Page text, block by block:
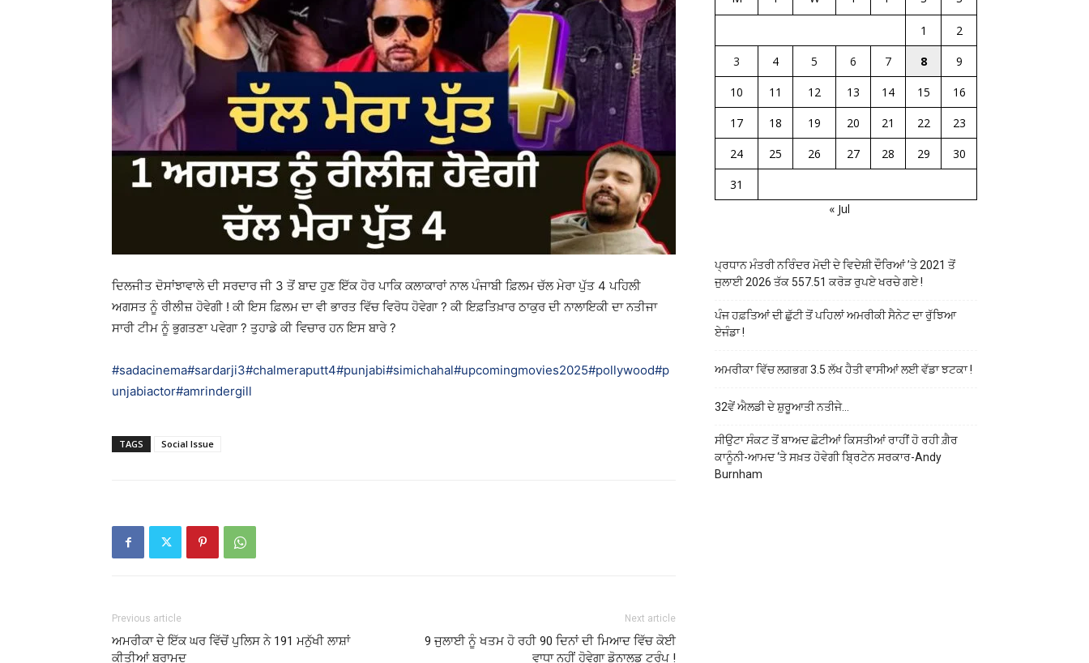
ਦਿਲਜੀਤ ਦੋਸਾਂਝਾਵਾਲੇ ਦੀ ਸਰਦਾਰ ਜੀ 3 ਤੋਂ ਬਾਦ ਹੁਣ ਇੱਕ ਹੋਰ ਪਾਕਿ ਕਲਾਕਾਰਾਂ ਨਾਲ ਪੰਜਾਬੀ ਫ਼ਿਲਮ ਚੱਲ ਮੇਰਾ ਪੁੱਤ 4 ਪਹਿਲੀ
ਅਗਸਤ ਨੂੰ ਰੀਲੀਜ਼ ਹੋਵੇਗੀ ! ਕੀ ਇਸ ਫ਼ਿਲਮ ਦਾ ਵੀ ਭਾਰਤ ਵਿੱਚ ਵਿਰੋਧ ਹੋਵੇਗਾ ? ਕੀ ਇਫ਼ਤਿਖ਼ਾਰ ਠਾਕੁਰ ਦੀ ਨਾਲਾਇਕੀ ਦਾ ਨਤੀਜਾ
ਸਾਰੀ ਟੀਮ ਨੂੰ ਭੁਗਤਣਾ ਪਵੇਗਾ ? ਤੁਹਾਡੇ ਕੀ ਵਿਚਾਰ ਹਨ ਇਸ ਬਾਰੇ ?
#sadacinema#sardarji3#chalmeraputt4#punjabi#simichahal#upcomingmovies2025#pollywood#p
unjabiactor#amrindergill
TAGS Social Issue
Previous article
ਅਮਰੀਕਾ ਦੇ ਇੱਕ ਘਰ ਵਿੱਚੋਂ ਪੁਲਿਸ ਨੇ 191 ਮਨੁੱਖੀ ਲਾਸ਼ਾਂ
ਕੀਤੀਆਂ ਬਰਾਮਦ
Next article
9 ਜੁਲਾਈ ਨੂੰ ਖਤਮ ਹੋ ਰਹੀ 90 ਦਿਨਾਂ ਦੀ ਮਿਆਦ ਵਿੱਚ ਕੋਈ
ਵਾਧਾ ਨਹੀਂ ਹੋਵੇਗਾ ਡੋਨਾਲਡ ਟਰੰਪ !
1
2
3
4 5 6 7 8
9
10
11 12 13 14 15
16
17
18 19 20 21 22
23
24
25 26 27 28 29
30
31
« Jul
ਪ੍ਰਧਾਨ ਮੰਤਰੀ ਨਰਿੰਦਰ ਮੋਦੀ ਦੇ ਵਿਦੇਸ਼ੀ ਦੌਰਿਆਂ ’ਤੇ 2021 ਤੋਂ
ਜੁਲਾਈ 2026 ਤੱਕ 557.51 ਕਰੋੜ ਰੁਪਏ ਖਰਚੇ ਗਏ !
ਪੰਜ ਹਫ਼ਤਿਆਂ ਦੀ ਛੁੱਟੀ ਤੋਂ ਪਹਿਲਾਂ ਅਮਰੀਕੀ ਸੈਨੇਟ ਦਾ ਰੁੱਝਿਆ
ਏਜੰਡਾ !
ਅਮਰੀਕਾ ਵਿੱਚ ਲਗਭਗ 3.5 ਲੱਖ ਹੈਤੀ ਵਾਸੀਆਂ ਲਈ ਵੱਡਾ ਝਟਕਾ !
32ਵੇਂ ਐਲਡੀ ਦੇ ਸ਼ੁਰੂਆਤੀ ਨਤੀਜੇ…
ਸੀਉਟਾ ਸੰਕਟ ਤੋਂ ਬਾਅਦ ਛੋਟੀਆਂ ਕਿਸਤੀਆਂ ਰਾਹੀਂ ਹੋ ਰਹੀ ਗ਼ੈਰ
ਕਾਨੂੰਨੀ-ਆਮਦ ‘ਤੇ ਸਖ਼ਤ ਹੋਵੇਗੀ ਬ੍ਰਿਟੇਨ ਸਰਕਾਰ-Andy
Burnham